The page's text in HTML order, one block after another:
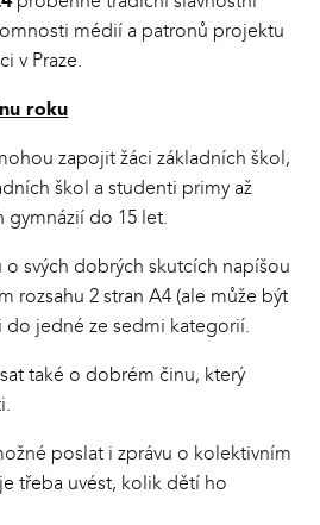
médií a patronů projektu
v Praze.
roku
zapojit žáci základních škol,
škol a studenti primy až
gymnázií do 15 let.
o svých dobrých skutcích napíšou
rozsahu 2 stran A4 (ale může být
do jedné ze sedmi kategorií.
také o dobrém činu, který
poslat i zprávu o kolektivním
třeba uvést, kolik dětí ho